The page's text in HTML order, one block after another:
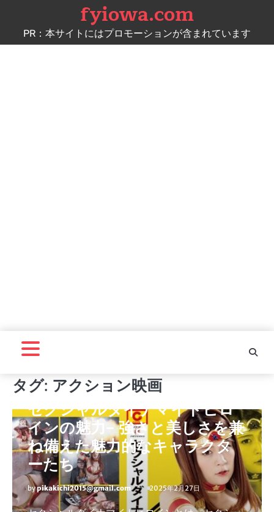
content
fyiowa.com
PR：本サイトにはプロモーションが含まれています
タグ: アクション映画
セクシャルダイナマイトヒロイン
セクシャルダイナマイトヒロ
インの魅力– 強さと美しさを兼
ね備えた魅力的なキャラクタ
ーたち
bypikakichi2015@gmail.com 2025年2月27日